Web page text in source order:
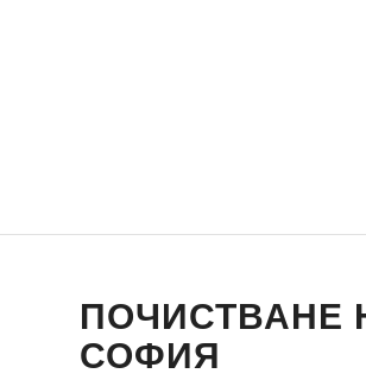
ПОЧИСТВАНЕ
СОФИЯ